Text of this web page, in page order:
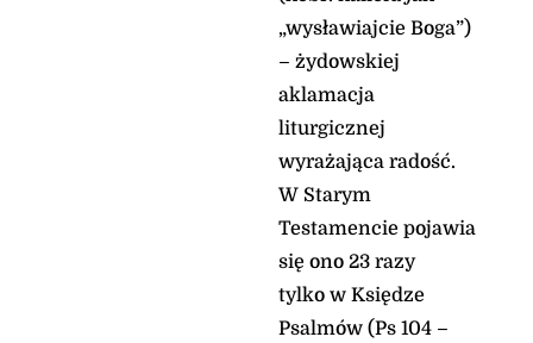
„wysławiajcie Boga”)
– żydowskiej
aklamacja
liturgicznej
wyrażająca radość.
W Starym
Testamencie pojawia
się ono 23 razy
tylko w Księdze
Psalmów (Ps 104 –